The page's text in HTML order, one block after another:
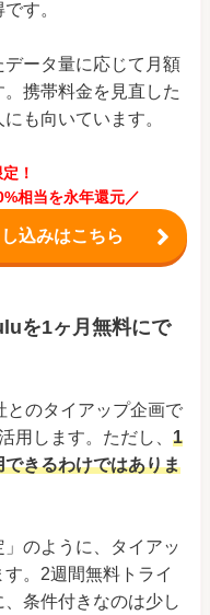
す。
ータ量に応じて月額
携帯料金を見直した
も向いています。
！
相当を永年還元／
込みはこちら
を1ヶ月無料にで
とのタイアップ企画で
用します。ただし、 1
きるわけではありま
のように、タイアッ
。2週間無料トライ
条件付きなのは少し